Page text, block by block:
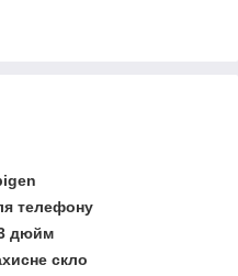
телефону
дюйм
скло